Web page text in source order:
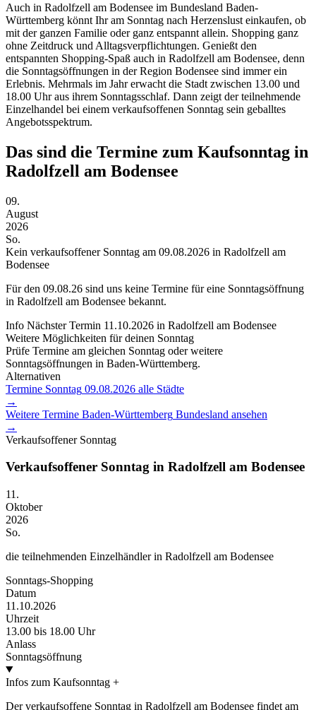
Auch in Radolfzell am Bodensee im Bundesland Baden-
Württemberg könnt Ihr am Sonntag nach Herzenslust einkaufen, ob
mit der ganzen Familie oder ganz entspannt allein. Shopping ganz
ohne Zeitdruck und Alltagsverpflichtungen. Genießt den
entspannten Shopping-Spaß auch in Radolfzell am Bodensee, denn
die Sonntagsöffnungen in der Region Bodensee sind immer ein
Erlebnis. Mehrmals im Jahr erwacht die Stadt zwischen 13.00 und
18.00 Uhr aus ihrem Sonntagsschlaf. Dann zeigt der teilnehmende
Einzelhandel bei einem verkaufsoffenen Sonntag sein geballtes
Angebotsspektrum.
Das sind die Termine zum Kaufsonntag in
Radolfzell am Bodensee
09.
August
2026
So.
Kein verkaufsoffener Sonntag am 09.08.2026 in Radolfzell am
Bodensee
Für den 09.08.26 sind uns keine Termine für eine Sonntagsöffnung
in Radolfzell am Bodensee bekannt.
Info Nächster Termin 11.10.2026 in Radolfzell am Bodensee
Weitere Möglichkeiten für deinen Sonntag
Prüfe Termine am gleichen Sonntag oder weitere
Sonntagsöffnungen in Baden-Württemberg.
Alternativen
Termine Sonntag 09.08.2026 alle Städte
→
Weitere Termine Baden-Württemberg Bundesland ansehen
→
Verkaufsoffener Sonntag
Verkaufsoffener Sonntag in Radolfzell am Bodensee
11.
Oktober
2026
So.
die teilnehmenden Einzelhändler in Radolfzell am Bodensee
Sonntags-Shopping
Datum
11.10.2026
Uhrzeit
13.00 bis 18.00 Uhr
Anlass
Sonntagsöffnung
Infos zum Kaufsonntag +
Der verkaufsoffene Sonntag in Radolfzell am Bodensee findet am